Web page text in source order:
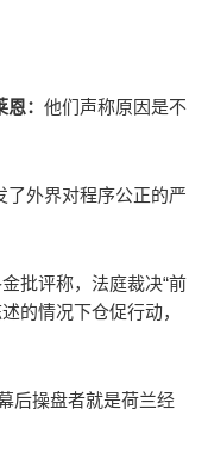
： 他们声称原因是不
了外界对程序公正的严
批评称，法庭裁决“前
的情况下仓促行动，
后操盘者就是荷兰经